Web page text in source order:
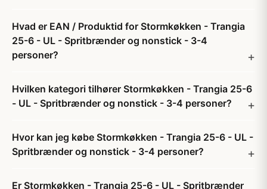
Hvad er EAN / Produktid for Stormkøkken - Trangia
25-6 - UL - Spritbrænder og nonstick - 3-4
personer?
Hvilken kategori tilhører Stormkøkken - Trangia 25-6
- UL - Spritbrænder og nonstick - 3-4 personer?
Hvor kan jeg købe Stormkøkken - Trangia 25-6 - UL -
Spritbrænder og nonstick - 3-4 personer?
Er Stormkøkken - Trangia 25-6 - UL - Spritbrænder